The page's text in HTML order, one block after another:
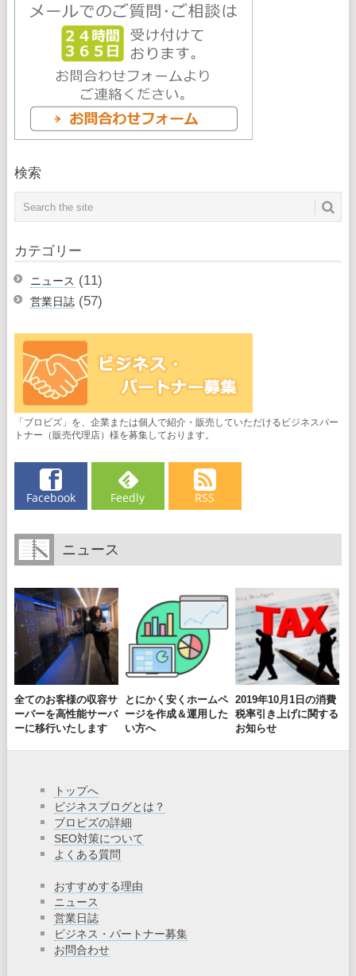
検索
カテゴリー
ニュース (11)
営業日誌(57)
「ブロビズ」を、企業または個人で紹介・販売していただけるビジネスパー
トナー（販売代理店）様を募集しております。
Facebook Feedly RSS
ニュース
全てのお客様の収容サ
ーバーを高性能サーバ
ーに移行いたします
とにかく安くホームペ
ージを作成＆運用した
い方へ
2019年10月1日の消費
税率引き上げに関する
お知らせ
トップへ
ビジネスブログとは？
ブロビズの詳細
SEO対策について
よくある質問
おすすめする理由
ニュース
営業日誌
ビジネス・パートナー募集
お問合わせ